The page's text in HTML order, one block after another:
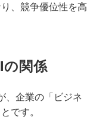
、競争優位性を高
の関係
、企業の「ビジネ
です。